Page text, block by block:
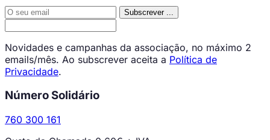
Subscrever
Novidades e campanhas da associação, no máximo 2
emails/mês. Ao subscrever aceita a Política de
Privacidade.
Número Solidário
760 300 161